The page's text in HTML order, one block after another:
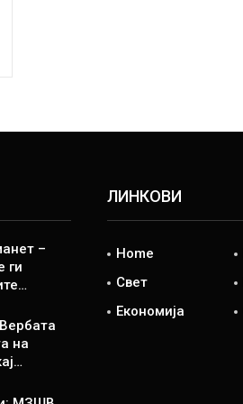
–
ги
на
ЛИНКОВИ
Home
Свет
Економија